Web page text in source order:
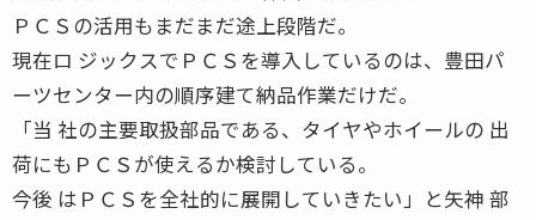
ＰＣＳの活用もまだまだ途上段階だ。
現在ロ ジックスでＰＣＳを導入しているのは、豊田パ
ーツセンター内の順序建て納品作業だけだ。
「当 社の主要取扱部品である、タイヤやホイールの 出
荷にもＰＣＳが使えるか検討している。
今後 はＰＣＳを全社的に展開していきたい」と矢神 部